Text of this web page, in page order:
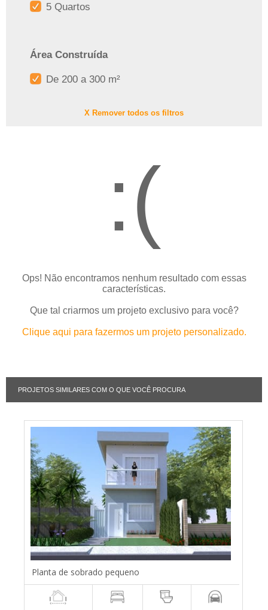
5 Quartos
Área Construída
De 200 a 300 m²
X Remover todos os filtros
:(
Ops! Não encontramos nenhum resultado com essas
características.
Que tal criarmos um projeto exclusivo para você?
Clique aqui para fazermos um projeto personalizado.
PROJETOS SIMILARES COM O QUE VOCÊ PROCURA
Planta de sobrado pequeno